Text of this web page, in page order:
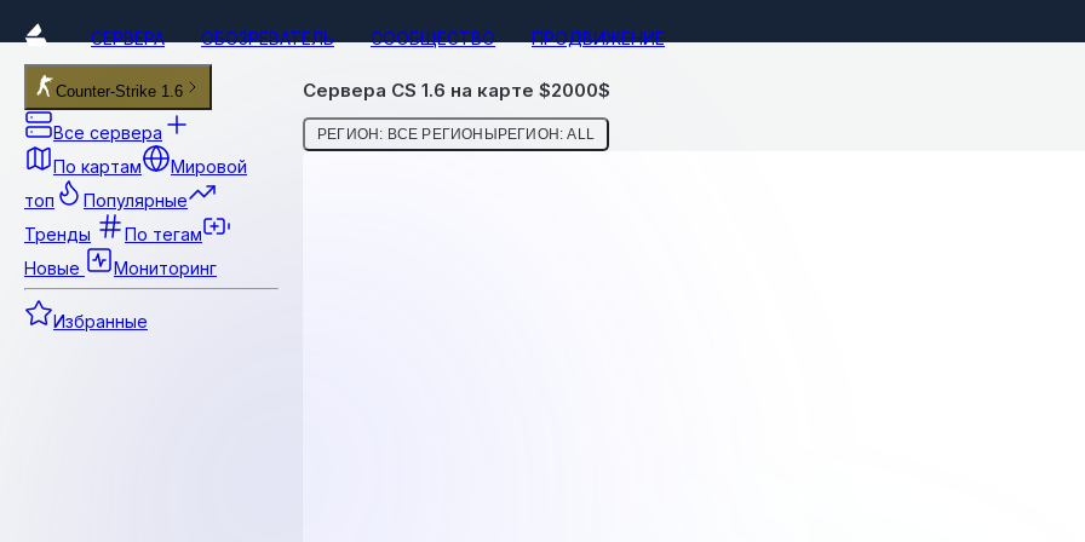
СЕРВЕРА ОБОЗРЕВАТЕЛЬ СООБЩЕСТВО ПРОДВИЖЕНИЕ
Counter-Strike 1.6
Все сервера
По картам
Мировой
топ
Популярные
Тренды
По тегам
Новые
Мониторинг
Избранные
Сервера CS 1.6 на карте $2000$
РЕГИОН: ВСЕ РЕГИОНЫ РЕГИОН: ALL